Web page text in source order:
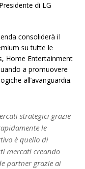
di LG
consoliderà il
su tutte le
Home Entertainment
a promuovere
all’avanguardia.
strategici grazie
le
è quello di
mercati creando
partner grazie ai